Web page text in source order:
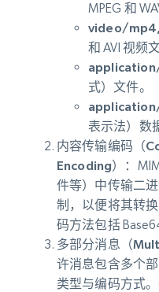
MPEG 和
video/
和 AVI 视频
式）文件。
application/
表示法）数
内容传输编码（
Encoding）
：
件等）中传输二
制，以便将其转
码方法包括
多部分消息（
许消息包含多个
类型与编码方式